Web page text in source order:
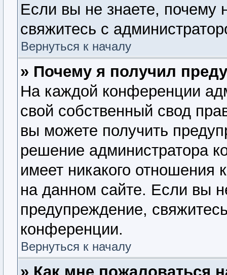
Если вы не знаете, почему
свяжитесь с
Вернуться к началу
» Почему я получил
На каждой конференции
свой собственный свод
вы можете получить
решение администратора
имеет никакого
на данном сайте. Если вы
предупреждение,
конференции.
Вернуться к началу